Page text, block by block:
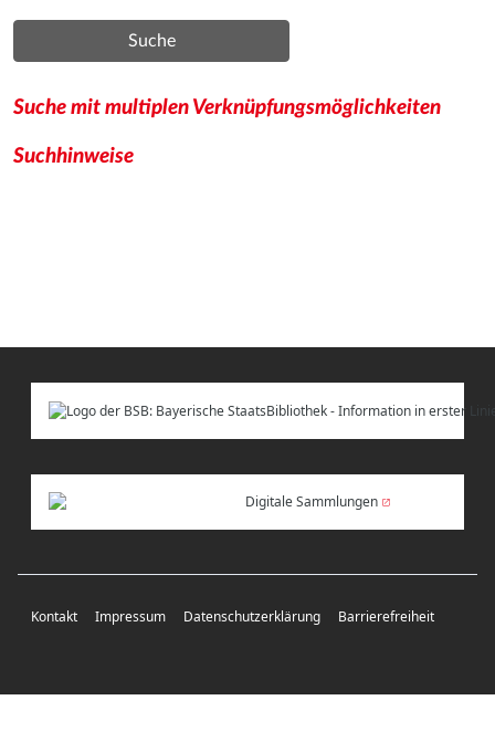
Suche
Suche mit multiplen Verknüpfungsmöglichkeiten
Suchhinweise
Digitale Sammlungen
Kontakt Impressum Datenschutzerklärung Barrierefreiheit